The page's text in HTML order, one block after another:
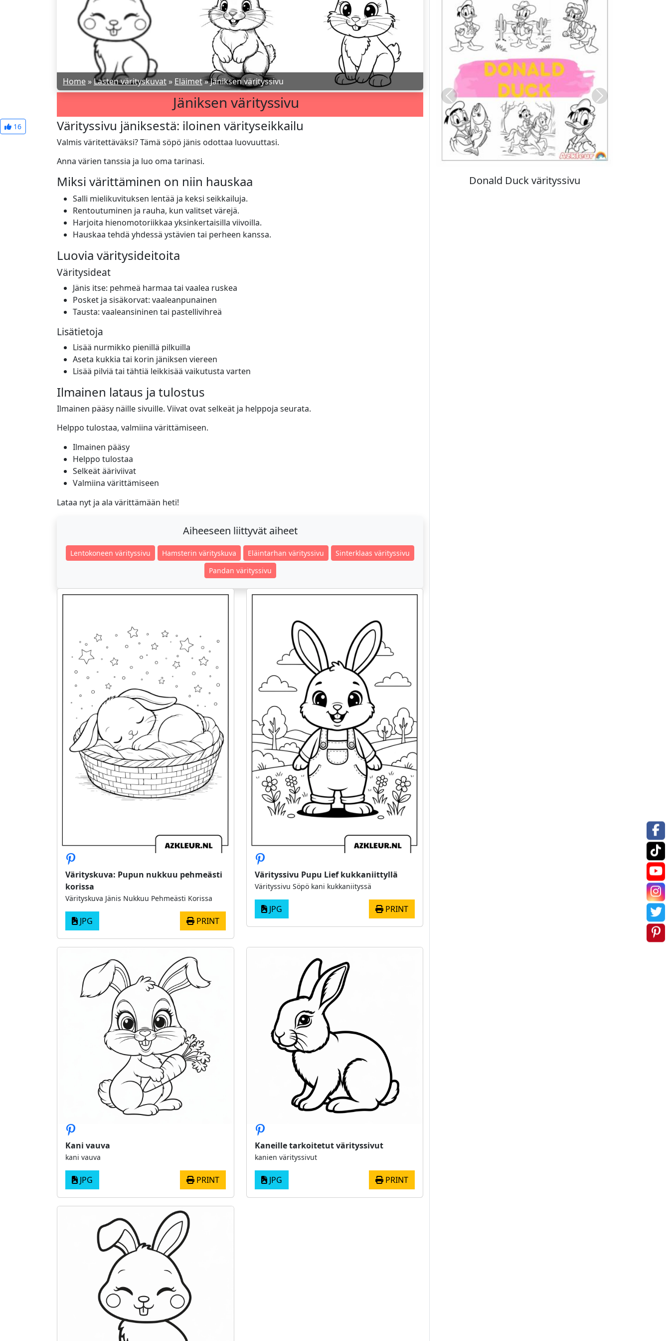
Home »Lasten värityskuvat » Eläimet»Jäniksen värityssivu
Jäniksen värityssivu
16 Värityssivu jäniksestä: iloinen värityseikkailu
Valmis väritettäväksi? Tämä söpö jänis odottaa luovuuttasi.
Anna värien tanssia ja luo oma tarinasi.
Miksi värittäminen on niin hauskaa
Salli mielikuvituksen lentää ja keksi seikkailuja.
Rentoutuminen ja rauha, kun valitset värejä.
Harjoita hienomotoriikkaa yksinkertaisilla viivoilla.
Hauskaa tehdä yhdessä ystävien tai perheen kanssa.
Luovia väritysideitoita
Väritysideat
Jänis itse: pehmeä harmaa tai vaalea ruskea
Posket ja sisäkorvat: vaaleanpunainen
Tausta: vaaleansininen tai pastellivihreä
Lisätietoja
Lisää nurmikko pienillä pilkuilla
Aseta kukkia tai korin jäniksen viereen
Lisää pilviä tai tähtiä leikkisää vaikutusta varten
Ilmainen lataus ja tulostus
Ilmainen pääsy näille sivuille. Viivat ovat selkeät ja helppoja seurata.
Helppo tulostaa, valmiina värittämiseen.
Ilmainen pääsy
Helppo tulostaa
Selkeät ääriviivat
Valmiina värittämiseen
Lataa nyt ja ala värittämään heti!
Aiheeseen liittyvät aiheet
Lentokoneen värityssivu Hamsterin värityskuva Eläintarhan värityssivu
Sinterklaas värityssivu
Pandan värityssivu
Värityskuva: Pupun nukkuu pehmeästi
korissa
Värityskuva Jänis Nukkuu Pehmeästi Korissa
JPG PRINT
Värityssivu Pupu Lief kukkaniittyllä
Värityssivu Söpö kani kukkaniityssä
JPG PRINT
Kani vauva
kani vauva
JPG PRINT
Kaneille tarkoitetut värityssivut
kanien värityssivut
JPG PRINT
Stitch värityskuva
Previous Next